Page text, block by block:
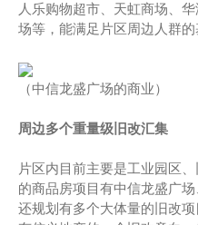
人乐购物超市、天虹商场、
场等，能满足片区周边人群的
（中信龙盛广场的商业）
周边多个重量级旧改汇集
片区内目前主要是工业园区
的商品房项目有中信龙盛广
还规划有多个大体量的旧改